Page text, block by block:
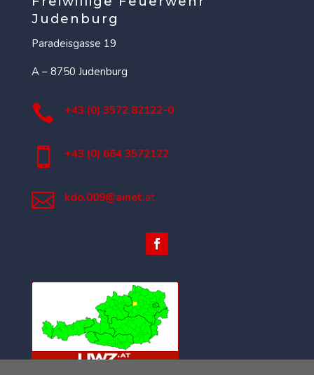
Judenburg
Paradeisgasse 19
A – 8750 Judenburg
 +43 (0) 3572 82122-0
 +43 (0) 664 3572122
 kdo.009@ainet.at